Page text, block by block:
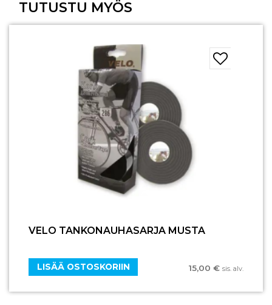
TUTUSTU MYÖS
VELO TANKONAUHASARJA MUSTA
15,00 € sis. alv.
LISÄÄ OSTOSKORIIN